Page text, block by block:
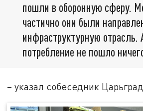
пошли в оборонную сферу.
частично они были
инфраструктурную отрасль.
потребление не пошло
– указал собеседник